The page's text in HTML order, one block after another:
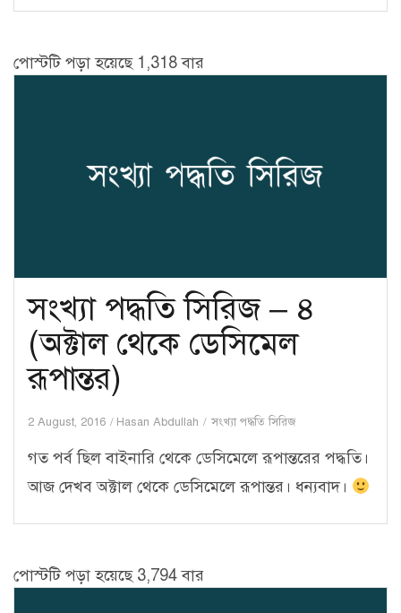
পোস্টটি পড়া হয়েছে 1,318 বার
সংখ্যা পদ্ধতি সিরিজ – ৪
(অক্টাল থেকে ডেসিমেল
রূপান্তর)
2 August, 2016 Hasan Abdullah সংখ্যা পদ্ধতি সিরিজ
গত পর্ব ছিল বাইনারি থেকে ডেসিমেলে রূপান্তরের পদ্ধতি।
আজ দেখব অক্টাল থেকে ডেসিমেলে রূপান্তর। ধন্যবাদ।
পোস্টটি পড়া হয়েছে 3,794 বার